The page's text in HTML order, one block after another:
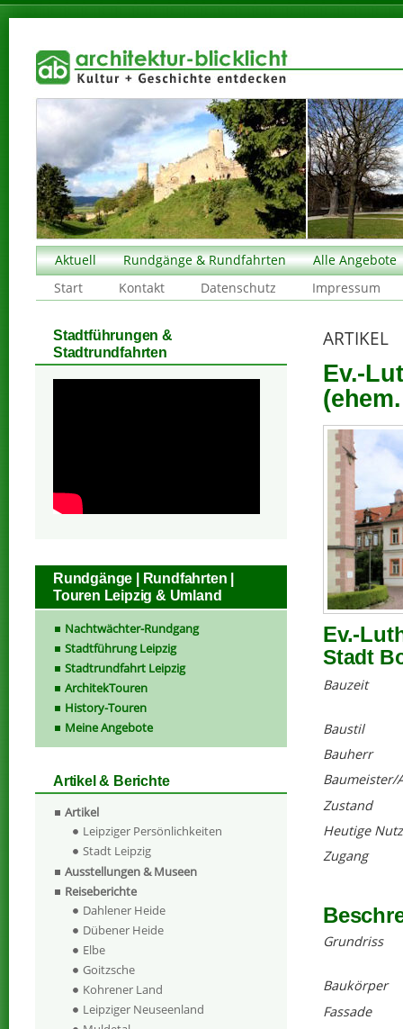
Aktuell Rundgänge & Rundfahrten
Alle Angebote
Start
Kontakt Datenschutz Impressum
ARTIKEL
Ev.-
Ev.-
Stadt
Bauzeit
Baustil
Bauherr
Baumeister/
Zustand
Heutige
Zugang
Grundriss
Baukörper
Fassade
Stadtführungen &
Stadtrundfahrten
Rundgänge | Rundfahrten |
Touren Leipzig & Umland
Nachtwächter-Rundgang
Stadtführung Leipzig
Stadtrundfahrt Leipzig
ArchitekTouren
History-Touren
Meine Angebote
Artikel & Berichte
Artikel
Leipziger Persönlichkeiten
Stadt Leipzig
Ausstellungen & Museen
Reiseberichte
Dahlener Heide
Dübener Heide
Elbe
Goitzsche
Kohrener Land
Leipziger Neuseenland